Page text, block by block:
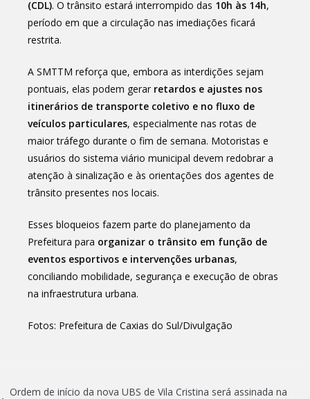
(CDL). O trânsito estará interrompido das 10h às 14h,
período em que a circulação nas imediações ficará
restrita.
A SMTTM reforça que, embora as interdições sejam
pontuais, elas podem gerar retardos e ajustes nos
itinerários de transporte coletivo e no fluxo de
veículos particulares, especialmente nas rotas de
maior tráfego durante o fim de semana. Motoristas e
usuários do sistema viário municipal devem redobrar a
atenção à sinalização e às orientações dos agentes de
trânsito presentes nos locais.
Esses bloqueios fazem parte do planejamento da
Prefeitura para organizar o trânsito em função de
eventos esportivos e intervenções urbanas,
conciliando mobilidade, segurança e execução de obras
na infraestrutura urbana.
Fotos: Prefeitura de Caxias do Sul/Divulgação
Ordem de início da nova UBS de Vila Cristina será assinada na